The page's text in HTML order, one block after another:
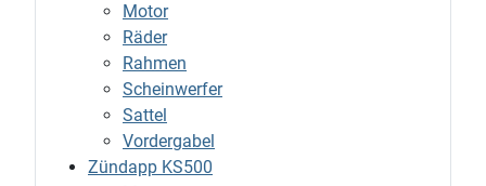
Motor
Räder
Rahmen
Scheinwerfer
Sattel
Vordergabel
Zündapp KS500